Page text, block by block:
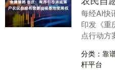
每经AI快
印发《重
点行动方
出，盘
农村产权
分类：靠
杆平台